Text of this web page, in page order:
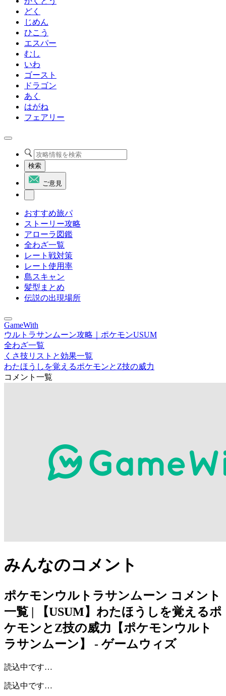
どく
じめん
ひこう
エスパー
むし
いわ
ゴースト
ドラゴン
あく
はがね
フェアリー
検索
ご意見
おすすめ旅パ
ストーリー攻略
アローラ図鑑
全わざ一覧
レート戦対策
レート使用率
島スキャン
髪型まとめ
伝説の出現場所
GameWith
ウルトラサンムーン攻略｜ポケモンUSUM
全わざ一覧
くさ技リストと効果一覧
わたほうしを覚えるポケモンとZ技の威力
コメント一覧
みんなのコメント
ポケモンウルトラサンムーン コメント
一覧 | 【USUM】わたほうしを覚えるポ
ケモンとZ技の威力【ポケモンウルト
ラサンムーン】 - ゲームウィズ
読込中です…
読込中です…